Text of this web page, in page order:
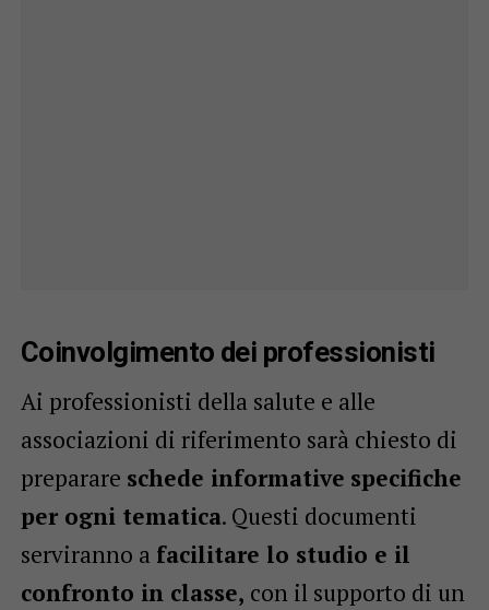
Coinvolgimento dei professionisti
Ai professionisti della salute e alle
associazioni di riferimento sarà chiesto di
preparare schede informative specifiche
per ogni tematica. Questi documenti
serviranno a facilitare lo studio e il
confronto in classe, con il supporto di un